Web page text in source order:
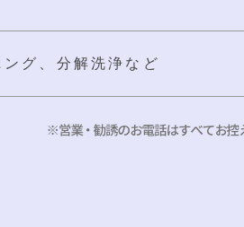
ング、分解洗浄など